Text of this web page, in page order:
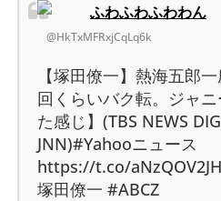
ふわふわふわわん
@HkTxMFRxjCqLq6k
【塚田僚一】熱海五郎
回くらいバク転。ジャ
た感じ】(TBS NEWS
JNN)#Yahooニュース
https://t.co/
塚田僚一 #ABCZ